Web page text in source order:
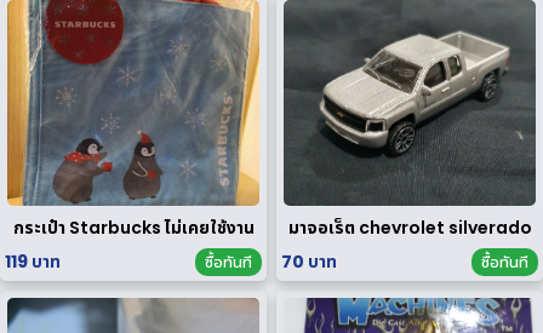
กระเป๋า Starbucks ไม่เคยใช้งาน
119 บาท
ซื้อทันที
มาจอเร็ต chevrolet silverado
70 บาท
ซื้อทันที